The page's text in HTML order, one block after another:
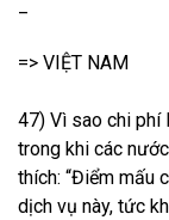
=> VIỆT NAM
47) Vì sao chi phí
trong khi các
thích: “Điểm mấu
dịch vụ này, tức